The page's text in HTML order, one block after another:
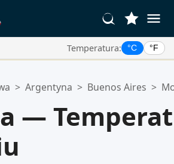
Temperatura: °C °F
jest pusta.
> Argentyna > Buenos Aires >
—